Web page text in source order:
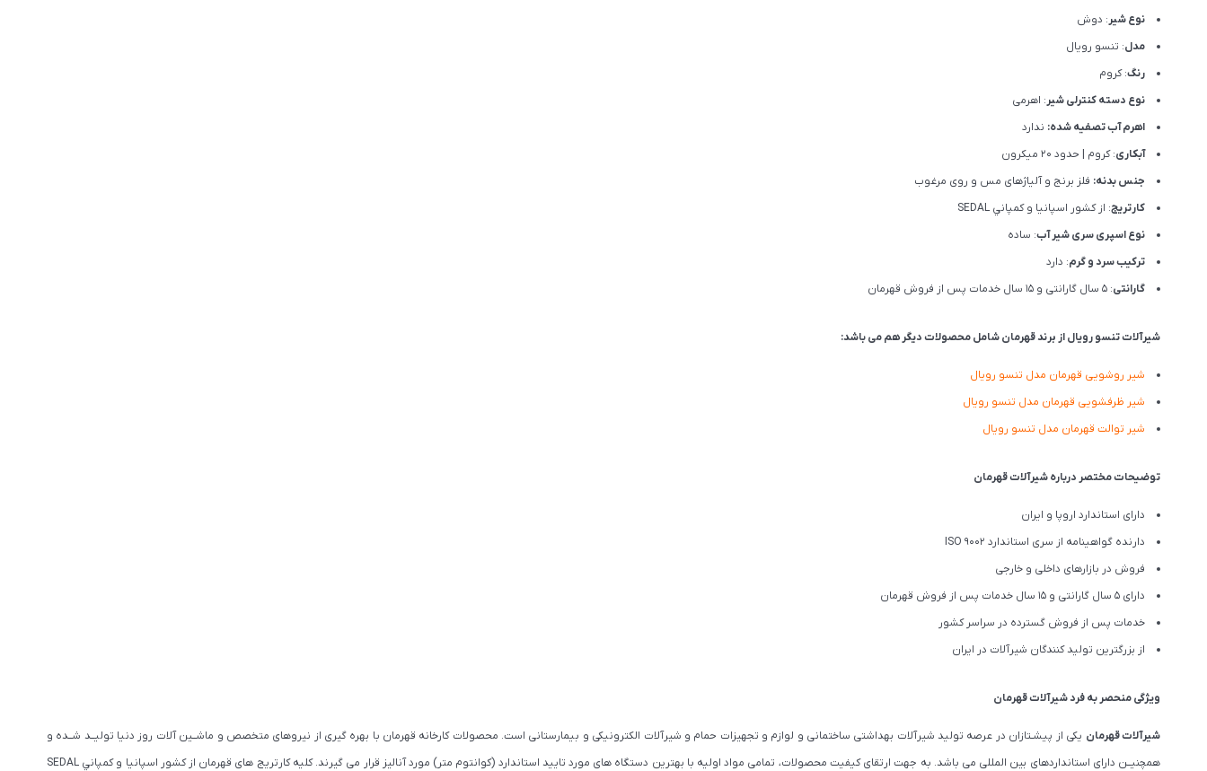
نوع شیر: دوش
مدل: تنسو رویال
رنگ: کروم
نوع دسته کنترلی شیر: اهرمی
اهرم آب تصفیه شده: ندارد
آبکاری: کروم | حدود 20 میکرون
جنس بدنه: فلز برنج و آلیاژهای مس و روی مرغوب
کارتریج: از كشور اسپانيا و كمپاني SEDAL
نوع اسپری سری شیر آب: ساده
ترکیب سرد و گرم: دارد
گارانتی: 5 سال گارانتی و 15 سال خدمات پس از فروش قهرمان
شیرآلات تنسو رویال از برند قهرمان شامل محصولات دیگر هم می باشد:
شیر روشویی قهرمان مدل تنسو رویال
شیر ظرفشویی قهرمان مدل تنسو رویال
شیر توالت قهرمان مدل تنسو رویال
توضیحات مختصر درباره شیرآلات قهرمان
دارای استاندارد اروپا و ایران
دارنده گواهینامه از سری استاندارد ISO 9002
فروش در بازارهای داخلی و خارجی
دارای 5 سال گارانتی و 15 سال خدمات پس از فروش قهرمان
خدمات پس از فروش گسترده در سراسر کشور
از بزرگترین تولید کنندگان شیرآلات در ایران
ویژگی منحصر به فرد شیرآلات قهرمان
شیرآلات قهرمان یکی از پیشـتازان در عرصه تولید شیرآلات بهداشتی ساختمانی و لوازم و تجهیزات حمام و شیرآلات الکترونیکی و بیمارستانی است. محصولات کارخانه قهرمان با بهره گیری از نیروهای متخصص و ماشــین آلات روز دنیا تولیــد شــده و
همچنیــن دارای استانداردهای بین المللی می باشد. به جهت ارتقای کیفیت محصولات، تمامی مواد اولیه با بهترین دستگاه های مورد تایید استاندارد (كوانتوم متر) مورد آنالیز قرار می گیرند. كليه كارتريج های قهرمان از كشور اسپانيا و كمپاني SEDAL